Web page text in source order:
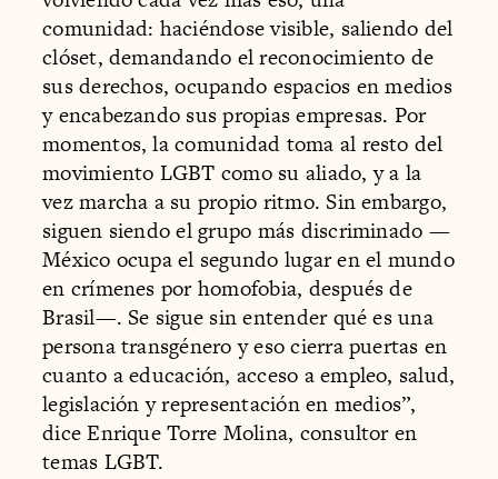
comunidad: haciéndose visible, saliendo del
clóset, demandando el reconocimiento de
sus derechos, ocupando espacios en medios
y encabezando sus propias empresas. Por
momentos, la comunidad toma al resto del
movimiento LGBT como su aliado, y a la
vez marcha a su propio ritmo. Sin embargo,
siguen siendo el grupo más discriminado —
México ocupa el segundo lugar en el mundo
en crímenes por homofobia, después de
Brasil—. Se sigue sin entender qué es una
persona transgénero y eso cierra puertas en
cuanto a educación, acceso a empleo, salud,
legislación y representación en medios”,
dice Enrique Torre Molina, consultor en
temas LGBT.